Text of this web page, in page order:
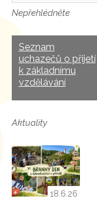
Nepřehlédněte
Seznam
uchazečů o přijetí
k základnímu
vzdělávání
Aktuality
18.6.26